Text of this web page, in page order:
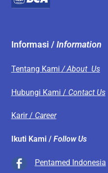
Informasi /Information
Tentang Kami / About Us
Hubungi Kami / Contact Us
Karir / Career
Ikuti Kami / Follow Us
Pentamed Indonesia